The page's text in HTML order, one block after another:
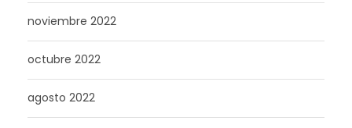
noviembre 2022
octubre 2022
agosto 2022